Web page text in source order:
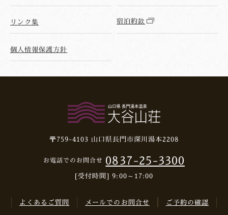
リンク集 宿泊約款
個人情報保護方針
〒759-4103 山口県長門市深川湯本2208
お電話でのお問合せ 0837-25-3300
[受付時間] 9:00～17:00
よくあるご質問 メールでのお問合せ ご予約の確認